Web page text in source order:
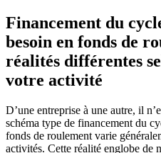
Financement du
besoin en fonds de
réalités différentes
votre activité
D’une entreprise à une autre, il
schéma type de financement du
fonds de roulement varie
activités. Cette réalité englobe de